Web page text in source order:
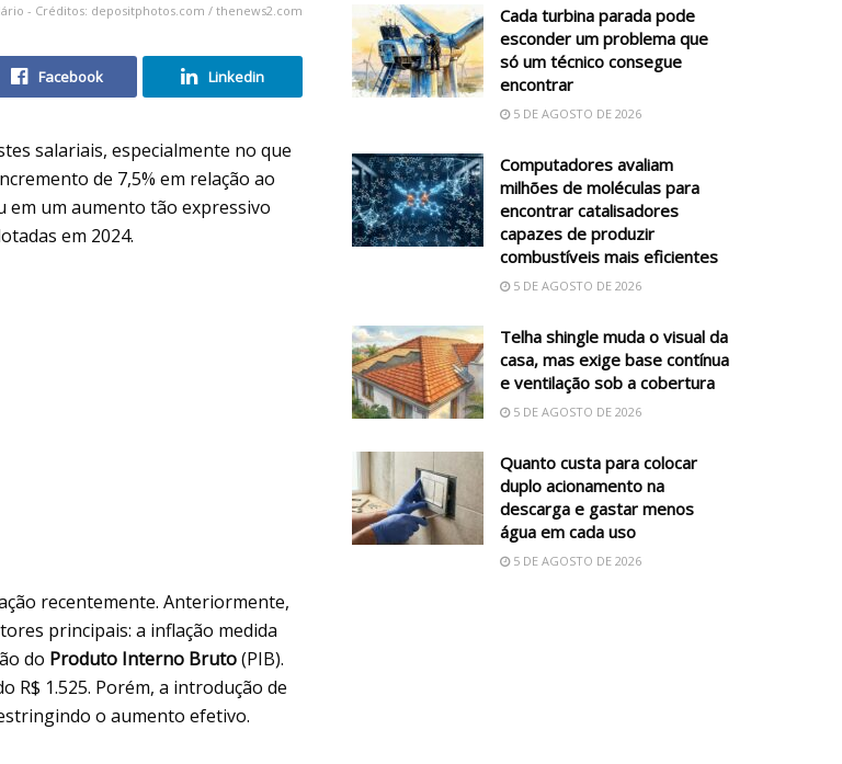
- Créditos: depositphotos.com / thenews2.com
Facebook Linkedin
salariais, especialmente no que
de 7,5% em relação ao
um aumento tão expressivo
em 2024.
recentemente. Anteriormente,
principais: a inflação medida
do Produto Interno Bruto(PIB).
R$ 1.525. Porém, a introdução de
o aumento efetivo.
Cada turbina parada pode
esconder um problema que
só um técnico consegue
encontrar
5 DE AGOSTO DE 2026
Computadores avaliam
milhões de moléculas para
encontrar catalisadores
capazes de produzir
combustíveis mais eficientes
5 DE AGOSTO DE 2026
Telha shingle muda o visual da
casa, mas exige base contínua
e ventilação sob a cobertura
5 DE AGOSTO DE 2026
Quanto custa para colocar
duplo acionamento na
descarga e gastar menos
água em cada uso
5 DE AGOSTO DE 2026